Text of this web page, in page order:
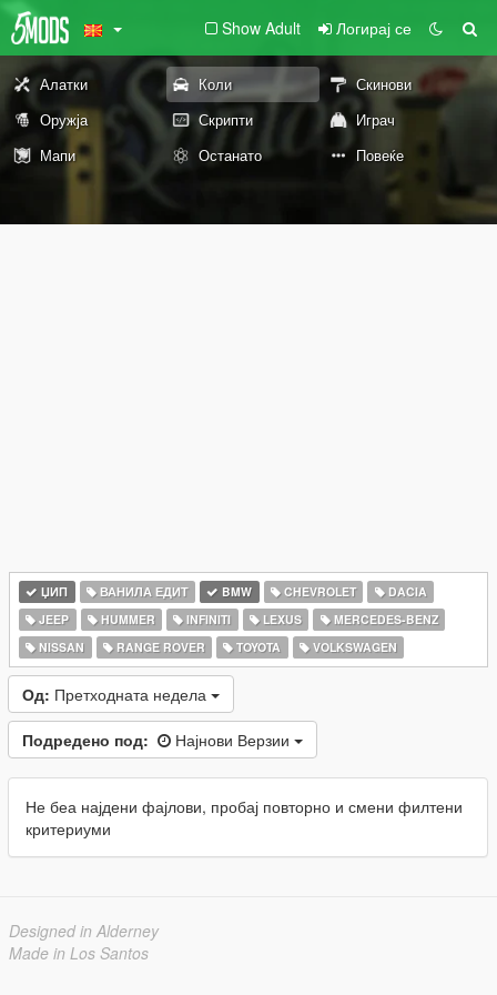
Show Adult Логирај се
Алатки Коли
Скинови
Оружја
Скрипти
Играч
Мапи
Останато Повеќе
ЏИП ВАНИЛА ЕДИТ BMW CHEVROLET
DACIA
JEEP
HUMMER INFINITI LEXUS
MERCEDES-BENZ
NISSAN
RANGE ROVER TOYOTA VOLKSWAGEN
Од: Претходната недела
Подредено под: Најнови Верзии
Не беа најдени фајлови, пробај повторно и смени филтени
критериуми
Designed in Alderney
Made in Los Santos